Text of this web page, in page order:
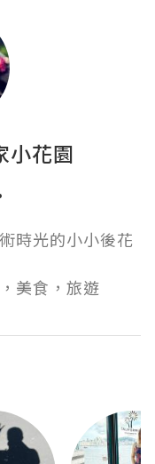
小花園
時光的小小後花
美食，旅遊